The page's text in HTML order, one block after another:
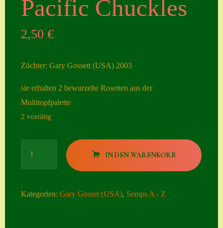
Seiten
ngen
Datenschutzerklä
rung
Erster Umgang
Pacific Chuckles
2,50€
Züchter: Gary Gossett (USA) 2003
sie erhalten 2 bewurzelte Rosetten aus der
Multitopfpalette
2 vorrätig
IN DEN WARENKORB
Kategorien:Gary Gosset (USA), Semps A - Z